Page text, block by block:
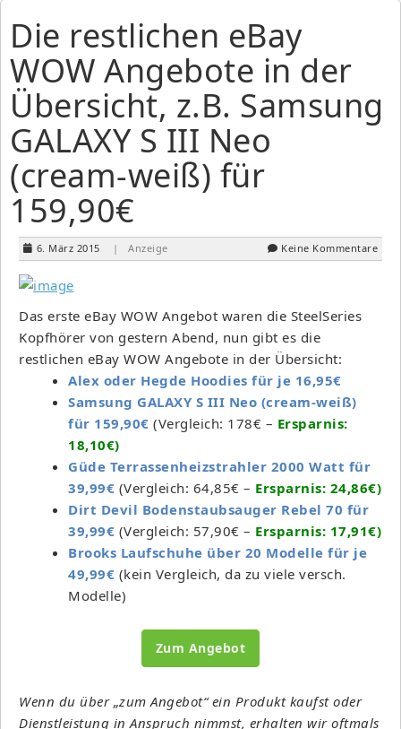
Die restlichen eBay
WOW Angebote in der
Übersicht, z.B. Samsung
GALAXY S III Neo
(cream-weiß) für
159,90€
6. März 2015 | Anzeige Keine Kommentare
Das erste eBay WOW Angebot waren die SteelSeries
Kopfhörer von gestern Abend, nun gibt es die
restlichen eBay WOW Angebote in der Übersicht:
Alex oder Hegde Hoodies für je 16,95€
Samsung GALAXY S III Neo (cream-weiß)
für 159,90€ (Vergleich: 178€ – Ersparnis:
18,10€)
Güde Terrassenheizstrahler 2000 Watt für
39,99€ (Vergleich: 64,85€ – Ersparnis: 24,86€)
Dirt Devil Bodenstaubsauger Rebel 70 für
39,99€ (Vergleich: 57,90€ – Ersparnis: 17,91€)
Brooks Laufschuhe über 20 Modelle für je
49,99€ (kein Vergleich, da zu viele versch.
Modelle)
Zum Angebot
Wenn du über „zum Angebot“ ein Produkt kaufst oder
Dienstleistung in Anspruch nimmst, erhalten wir oftmals